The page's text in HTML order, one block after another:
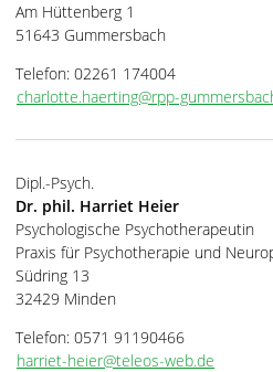
Am Hüttenberg 1
51643 Gummersbach
Telefon: 02261 174004
charlotte.haerting@rpp-
Dipl.-Psych.
Dr. phil. Harriet Heier
Psychologische Psychotherapeutin
Praxis für Psychotherapie und
Südring 13
32429 Minden
Telefon: 0571 91190466
harriet-heier@teleos-web.de